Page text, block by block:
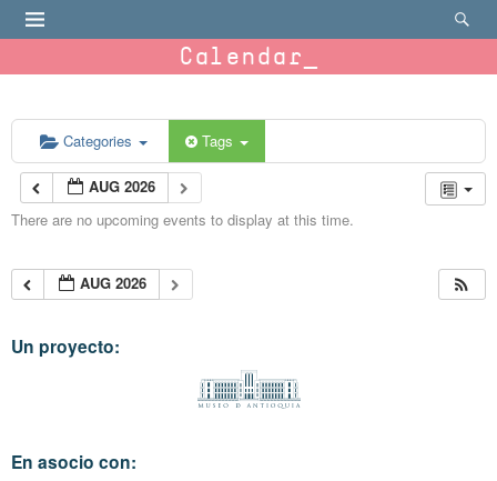
Calendar
Categories Tags
AUG 2026
There are no upcoming events to display at this time.
AUG 2026
Un proyecto:
En asocio con: